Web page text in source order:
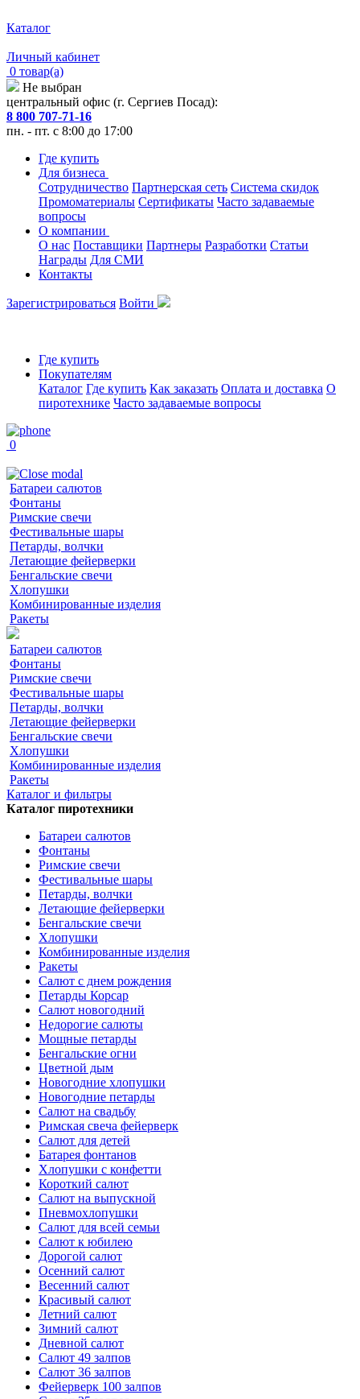
Каталог
Личный кабинет
0 товар(а)
Не выбран
центральный офис (г. Сергиев Посад):
8 800 707-71-16
пн. - пт. с 8:00 до 17:00
Где купить
Для бизнеса
Сотрудничество Партнерская сеть Система скидок
Промоматериалы Сертификаты Часто задаваемые
вопросы
О компании
О нас Поставщики Партнеры Разработки Статьи
Награды Для СМИ
Контакты
Зарегистрироваться Войти
Где купить
Покупателям
Каталог Где купить Как заказать Оплата и доставка О
пиротехнике Часто задаваемые вопросы
0
Батареи салютов
Фонтаны
Римские свечи
Фестивальные шары
Петарды, волчки
Летающие фейерверки
Бенгальские свечи
Хлопушки
Комбинированные изделия
Ракеты
Батареи салютов
Фонтаны
Римские свечи
Фестивальные шары
Петарды, волчки
Летающие фейерверки
Бенгальские свечи
Хлопушки
Комбинированные изделия
Ракеты
Каталог и фильтры
Каталог пиротехники
Батареи салютов
Фонтаны
Римские свечи
Фестивальные шары
Петарды, волчки
Летающие фейерверки
Бенгальские свечи
Хлопушки
Комбинированные изделия
Ракеты
Салют с днем рождения
Петарды Корсар
Салют новогодний
Недорогие салюты
Мощные петарды
Бенгальские огни
Цветной дым
Новогодние хлопушки
Новогодние петарды
Салют на свадьбу
Римская свеча фейерверк
Салют для детей
Батарея фонтанов
Хлопушки с конфетти
Короткий салют
Салют на выпускной
Пневмохлопушки
Салют для всей семьи
Салют к юбилею
Дорогой салют
Осенний салют
Весенний салют
Красивый салют
Летний салют
Зимний салют
Дневной салют
Салют 49 залпов
Салют 36 залпов
Фейерверк 100 залпов